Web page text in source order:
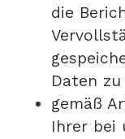
die
Daten
gemäß
Ihrer bei